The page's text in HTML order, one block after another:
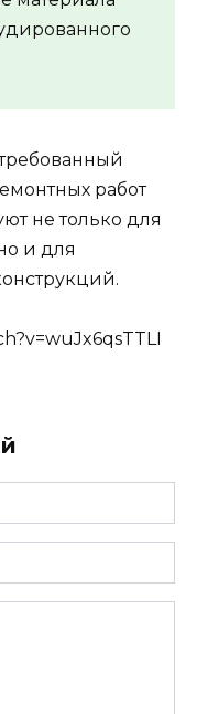
работ
не только для
и для